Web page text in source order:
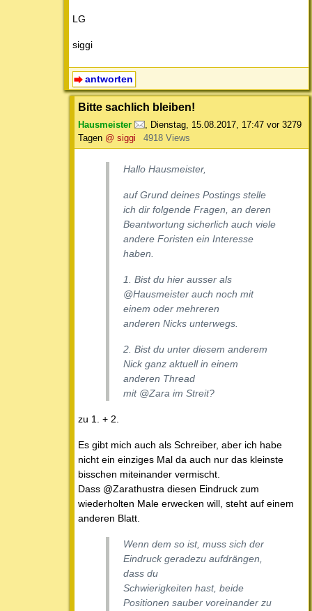
LG
siggi
antworten
Bitte sachlich bleiben!
Hausmeister , Dienstag, 15.08.2017, 17:47 vor 3279
Tagen @ siggi 4918 Views
Hallo Hausmeister,
auf Grund deines Postings stelle
ich dir folgende Fragen, an deren
Beantwortung sicherlich auch viele
andere Foristen ein Interesse
haben.
1. Bist du hier ausser als
@Hausmeister auch noch mit
einem oder mehreren
anderen Nicks unterwegs.
2. Bist du unter diesem anderem
Nick ganz aktuell in einem
anderen Thread
mit @Zara im Streit?
zu 1. + 2.
Es gibt mich auch als Schreiber, aber ich habe
nicht ein einziges Mal da auch nur das kleinste
bisschen miteinander vermischt.
Dass @Zarathustra diesen Eindruck zum
wiederholten Male erwecken will, steht auf einem
anderen Blatt.
Wenn dem so ist, muss sich der
Eindruck geradezu aufdrängen,
dass du
Schwierigkeiten hast, beide
Positionen sauber voreinander zu